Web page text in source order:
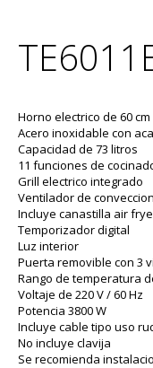
Horno electrico de 60
Acero inoxidable con
Capacidad de 73 litros
11 funciones de
Grill electrico integrado
Ventilador de conveccion
Incluye canastilla air
Temporizador digital
Luz interior
Puerta removible con 3
Rango de temperatura
Voltaje de 220 V / 60 Hz
Potencia 3800 W
Incluye cable tipo uso
No incluye clavija
Se recomienda